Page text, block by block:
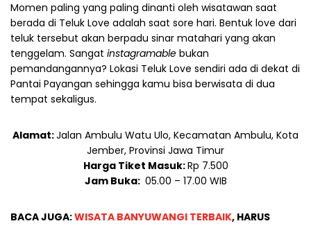
Momen paling yang paling dinanti oleh wisatawan saat
berada di Teluk Love adalah saat sore hari. Bentuk love dari
teluk tersebut akan berpadu sinar matahari yang akan
tenggelam. Sangat instagramable bukan
pemandangannya? Lokasi Teluk Love sendiri ada di dekat di
Pantai Payangan sehingga kamu bisa berwisata di dua
tempat sekaligus.
Alamat:Jalan Ambulu Watu Ulo, Kecamatan Ambulu, Kota
Jember, Provinsi Jawa Timur
Harga Tiket Masuk:Rp 7.500
Jam Buka: 05.00 – 17.00 WIB
BACA JUGA:WISATA BANYUWANGI TERBAIK, HARUS